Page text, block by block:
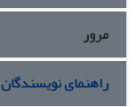
مرور
راهنمای نویسندگان